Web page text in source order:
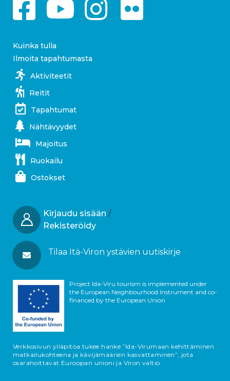
Kuinka tulla
Ilmoita tapahtumasta
Aktiviteetit
Reitit
Tapahtumat
Nähtävyydet
Majoitus
Ruokailu
Ostokset
Kirjaudu sisään /
Rekisteröidy
Tilaa Itä-Viron ystävien uutiskirje
Project Ida-Viru tourism is implemented under
the European Neighbourhood Instrument and co-
financed by the European Union
Verkkosivun ylläpitoa tukee hanke ”Ida-Virumaan kehittäminen
matkailukohteena ja kävijämäärien kasvattaminen”, jota
osarahoittavat Euroopan unioni ja Viron valtio.